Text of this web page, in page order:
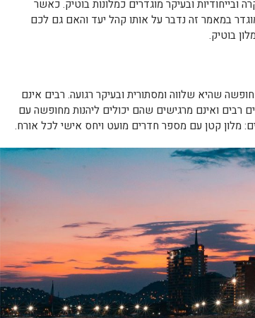
ובייחודיות ובעיקר מוגדרים כמלונות בוטיק. כאשר
במאמר זה נדבר על אותו קהל יעד והאם גם לכם
בוטיק.
שהיא שלווה ומסתורית ובעיקר רגועה. רבים אינם
רבים ואינם מרגישים שהם יכולים ליהנות מחופשה עם
מלון קטן עם מספר חדרים מועט ויחס אישי לכל אורח.